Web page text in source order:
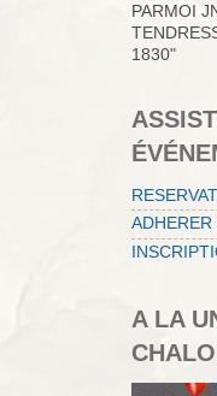
PARMOI
1830"
ADHERER
A LA